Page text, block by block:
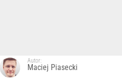
Autor:
Maciej Piasecki